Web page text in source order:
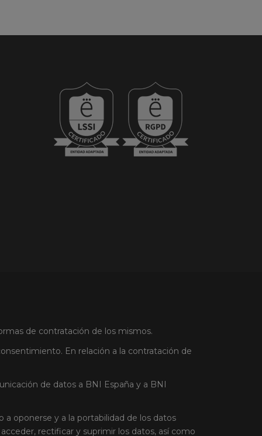
de contratación de los mismos.
En relación a la contratación de
de datos a BNI España y a BNI
oponerse y a la portabilidad de los datos
rectificar y suprimir los datos, así como